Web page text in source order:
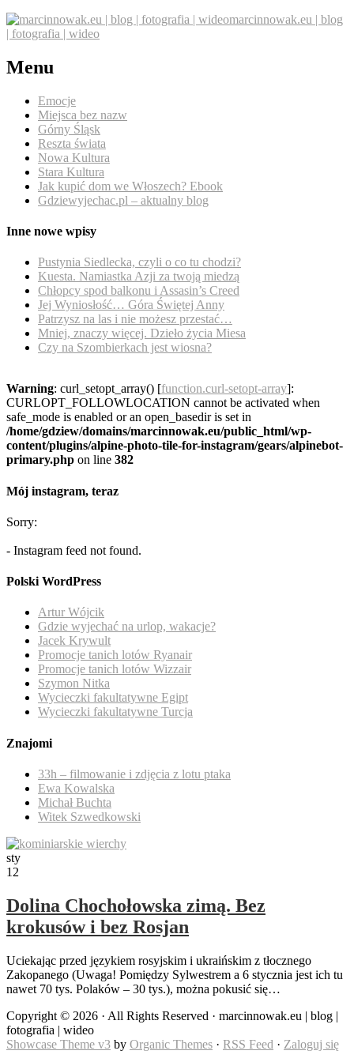
marcinnowak.eu | blog
| fotografia | wideo
Menu
Emocje
Miejsca bez nazw
Górny Śląsk
Reszta świata
Nowa Kultura
Stara Kultura
Jak kupić dom we Włoszech? Ebook
Gdziewyjechac.pl – aktualny blog
Inne nowe wpisy
Pustynia Siedlecka, czyli o co tu chodzi?
Kuesta. Namiastka Azji za twoją miedzą
Chłopcy spod balkonu i Assasin’s Creed
Jej Wyniosłość… Góra Świętej Anny
Patrzysz na las i nie możesz przestać…
Mniej, znaczy więcej. Dzieło życia Miesa
Czy na Szombierkach jest wiosna?
Warning: curl_setopt_array() [function.curl-setopt-array]:
CURLOPT_FOLLOWLOCATION cannot be activated when
safe_mode is enabled or an open_basedir is set in
/home/gdziew/domains/marcinnowak.eu/public_html/wp-
content/plugins/alpine-photo-tile-for-instagram/gears/alpinebot-
primary.php on line 382
Mój instagram, teraz
Sorry:
- Instagram feed not found.
Polski WordPress
Artur Wójcik
Gdzie wyjechać na urlop, wakacje?
Jacek Krywult
Promocje tanich lotów Ryanair
Promocje tanich lotów Wizzair
Szymon Nitka
Wycieczki fakultatywne Egipt
Wycieczki fakultatywne Turcja
Znajomi
33h – filmowanie i zdjęcia z lotu ptaka
Ewa Kowalska
Michał Buchta
Witek Szwedkowski
sty
12
Dolina Chochołowska zimą. Bez
krokusów i bez Rosjan
Uciekając przed językiem rosyjskim i ukraińskim z tłocznego
Zakopanego (Uwaga! Pomiędzy Sylwestrem a 6 stycznia jest ich tu
nawet 70 tys. Polaków – 30 tys.), można pokusić się…
Copyright © 2026 · All Rights Reserved · marcinnowak.eu | blog |
fotografia | wideo
Showcase Theme v3 by Organic Themes · RSS Feed · Zaloguj się